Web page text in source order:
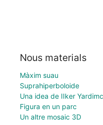
Nous materials
Màxim suau
Suprahiperboloide
Una idea de IIker
Figura en un parc
Un altre mosaic 3D